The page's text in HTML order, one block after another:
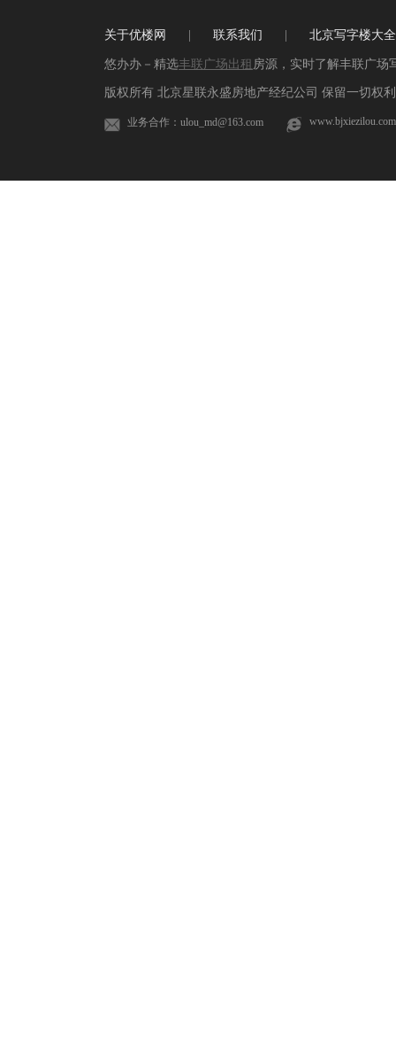
关于优楼网 联系我们 北京写字楼大全
悠办办－精选丰联广场出租 房源，实时了解丰联广场
版权所有 北京星联永盛房地产经纪公司 保留一切权
业务合作：ulou_md@163.com www.bjxiezilou.com